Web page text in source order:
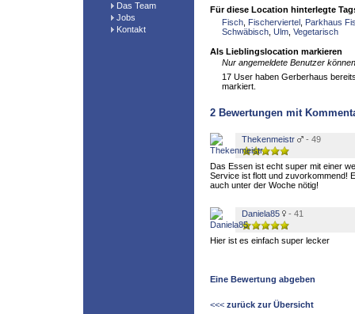
Das Team
Jobs
Kontakt
Für diese Location hinterlegte
Fisch Fischerviertel Parkhaus
Schwäbisch Ulm Vegetarisch
Als Lieblingslocation markieren
Nur angemeldete Benutzer
17 User haben Gerberhaus
markiert.
2 Bewertungen mit
Thekenmeistr - 49
Das Essen ist echt super mit einer
Service ist flott und zuvorkommend!
auch unter der Woche nötig!
Daniela85 - 41
Hier ist es einfach super lecker
Eine Bewertung abgeben
<<< zurück zur Übersicht